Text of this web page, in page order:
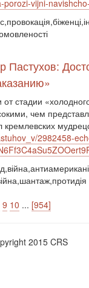
vijni-
Пастухов:
стадии
чем
2982458-
9 10 ... [954]
2015 CRS